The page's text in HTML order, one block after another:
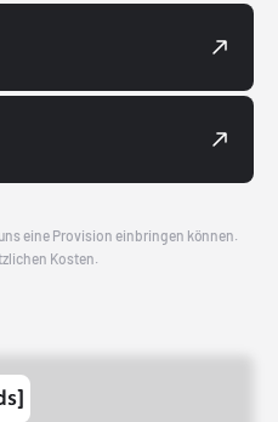
eine Provision einbringen können.
Kosten.